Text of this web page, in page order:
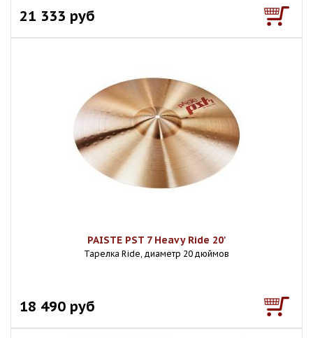
21 333 руб
PAISTE PST 7 Heavy Ride 20'
Тарелка Ride, диаметр 20 дюймов
18 490 руб